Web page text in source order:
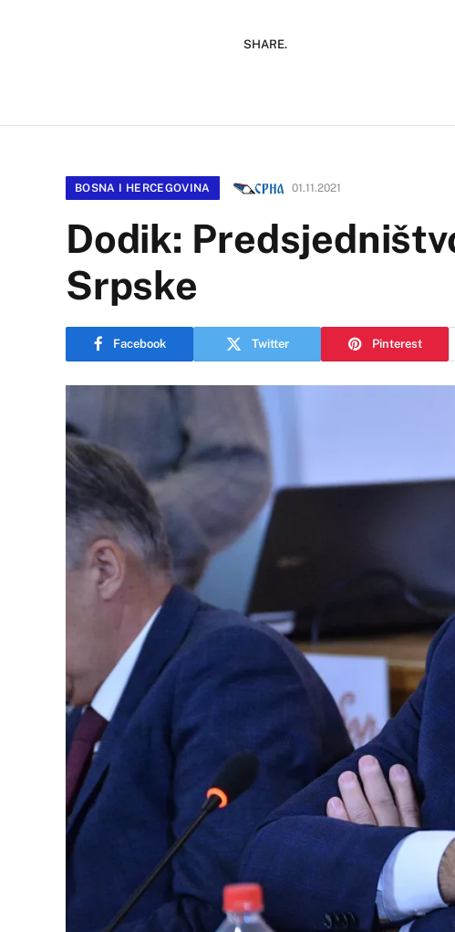
SHARE.
BOSNA I HERCEGOVINA 01.11.2021
Dodik:
Srpske
Facebook Twitter Pinterest